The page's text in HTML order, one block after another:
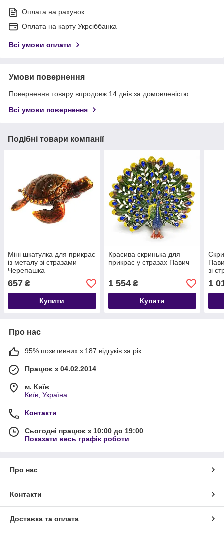
Оплата на рахунок
Оплата на карту Укрсіббанка
Всі умови оплати
Умови повернення
Повернення товару впродовж 14 днів за домовленістю
Всі умови повернення
Подібні товари компанії
Міні шкатулка для прикрас
із металу зі стразами
Черепашка
657 ₴
Купити
Красива скринька для
прикрас у стразах Павич
1 554₴
Купити
зі
1
Про нас
95% позитивних з 187 відгуків за рік
Працює з 04.02.2014
м. Київ
Київ, Україна
Контакти
Сьогодні працює з 10:00 до 19:00
Показати весь графік роботи
Про нас
Контакти
Доставка та оплата